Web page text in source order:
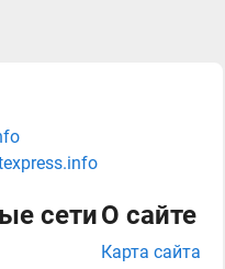
сетиО сайте
Карта сайта